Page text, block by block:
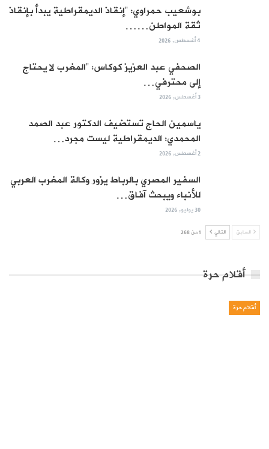
بوشعيب حمراوي: “إنقاذ الديمقراطية يبدأ بإنقاذ
ثقة المواطن……
4 أغسطس, 2026
الصحفي عبد العزيز كوكاس: “المغرب لا يحتاج
إلى محترفي…
3 أغسطس, 2026
ياسمين الحاج تستضيف الدكتور عبد الصمد
المحمدي: الديمقراطية ليست مجرد…
2 أغسطس, 2026
السفير المصري بالرباط يزور وكالة المغرب العربي
للأنباء ويبحث آفاق…
30 يوليو, 2026
السابق التالي 1 من 268
أقلام حرة
أقلام حرة